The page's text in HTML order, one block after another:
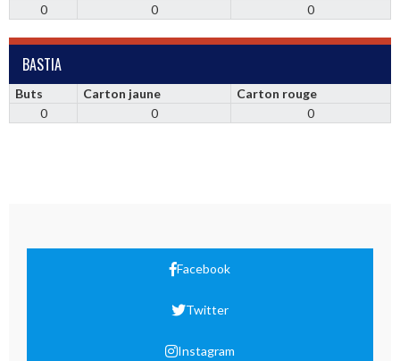
0
0 0
BASTIA
Buts Carton jaune
Carton rouge
0
0 0
Facebook
Twitter
Instagram